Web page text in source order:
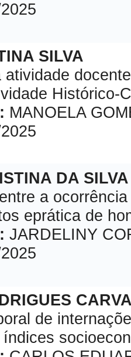
SILVA
atividade
Histórico-
MANOELA
DA
a
eprática de
JARDELINY
de